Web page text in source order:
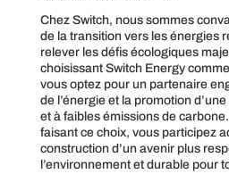
Chez Switch, nous sommes
de la transition vers les énergies
relever les défis écologiques
choisissant Switch Energy
vous optez pour un partenaire
de l’énergie et la promotion
et à faibles émissions de
faisant ce choix, vous participez
construction d’un avenir plus
l’environnement et durable pour